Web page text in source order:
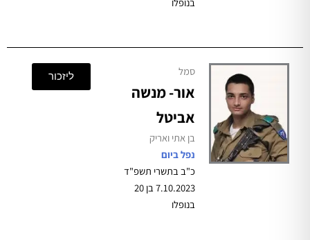
סמל
אור- מנשה
אביטל
בן אתי ואריק
נפל ביום
כ"ב בתשרי תשפ"ד
7.10.2023 בן 20